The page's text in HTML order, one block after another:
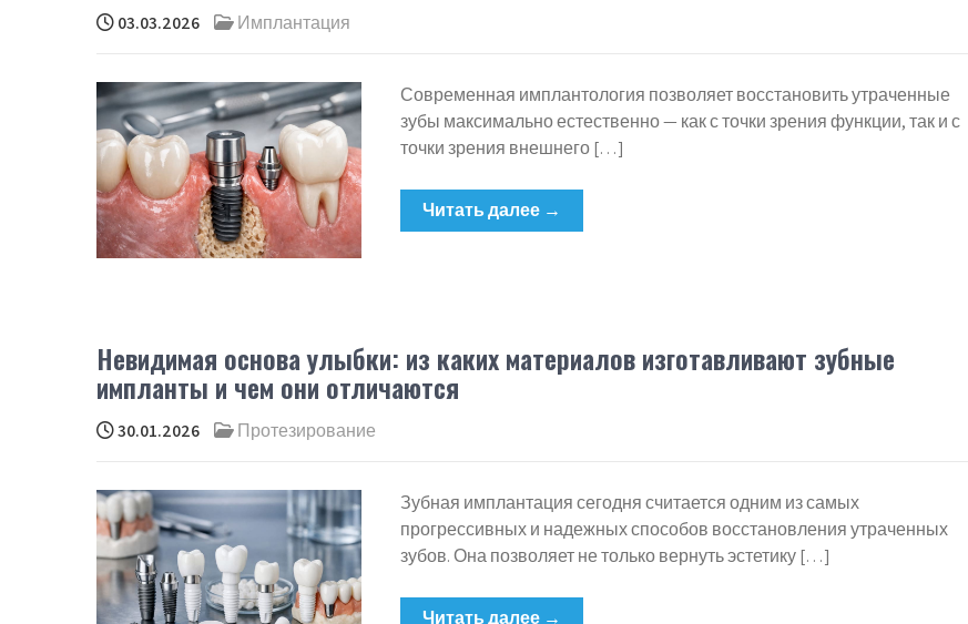
03.03.2026 Имплантация
Современная имплантология позволяет восстановить утраченные
зубы максимально естественно — как с точки зрения функции, так и с
точки зрения внешнего […]
Читать далее →
Невидимая основа улыбки: из каких материалов изготавливают зубные
импланты и чем они отличаются
30.01.2026 Протезирование
Зубная имплантация сегодня считается одним из самых
прогрессивных и надежных способов восстановления утраченных
зубов. Она позволяет не только вернуть эстетику […]
Читать далее →